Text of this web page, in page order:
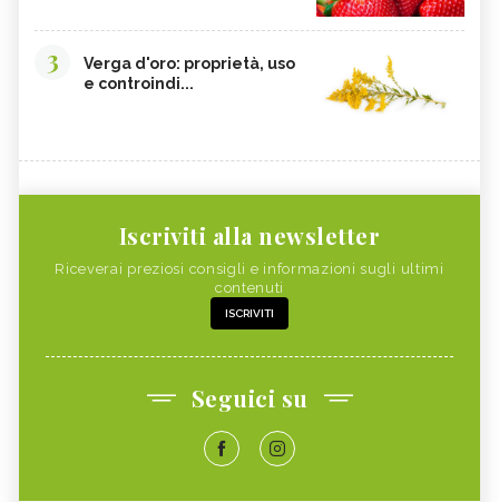
3
Verga d'oro: proprietà, uso
e controindi...
Iscriviti alla newsletter
Riceverai preziosi consigli e informazioni sugli ultimi
contenuti
ISCRIVITI
Seguici su